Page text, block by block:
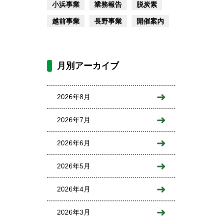
小浜事業 業務報告 脱炭素
越前事業 長野事業 開催案内
月別アーカイブ
2026年8月
2026年7月
2026年6月
2026年5月
2026年4月
2026年3月